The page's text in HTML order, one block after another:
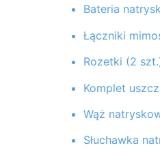
Bateria
Łączniki
Rozetki (2
Komplet
Wąż
Słuchawka